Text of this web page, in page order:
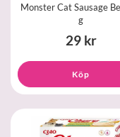
Monster Cat Sausage
g
29 kr
Köp